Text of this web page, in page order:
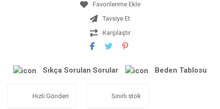
Tavsiye Et
Karşılaştır
Sıkça Sorulan Sorular Beden Tablosu
Hızlı Gönderi Sınırlı stok